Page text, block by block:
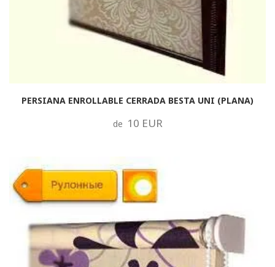
PERSIANA ENROLLABLE CERRADA BESTA UNI (PLANA)
de 10 EUR